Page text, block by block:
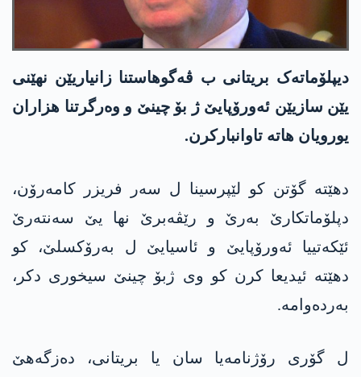
دیپلۆماتەک بریتانی ب ڤەگوهاستنا زانیاریێن نهێنی
یێن سازیێن ئەورۆپایێ ژ بۆ چینێ و وەرگرتنا هزاران
یورویان ھاتە تاوانبارکرن.
دهێتە گۆتن کو لێپرسینا ل سەر فریزر کامەرۆن،
دپلۆماتکارێ بەرێ و رێڤەبرێ نھا یێ سەنتەرێ
ئێکەتییا ئەورۆپایێ و ئاسیایێ ل بەرۆکسلێ، کو
دهێتە ئیدیعا کرن کو وی ژبۆ چینێ سیخوری دکر،
بەردەوامە.
ل گۆری رۆژنامەیا سان یا بریتانی، دەزگەھێ